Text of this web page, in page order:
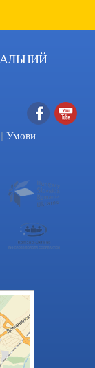
Facebook
| Умови